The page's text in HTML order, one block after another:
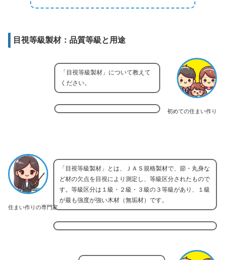
目視等級製材：品質等級と用途
初めての住まい作り
「目視等級製材」について教えて
ください。
住まい作りの専門家
「目視等級製材」とは、ＪＡＳ規格製材で、節・丸身な
ど材の欠点を目視により測定し、等級区分されたもので
す。等級区分は１級・２級・３級の３等級があり、１級
が最も強度が強い木材（無垢材）です。